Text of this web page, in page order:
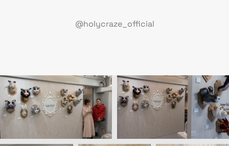
@holycraze_official